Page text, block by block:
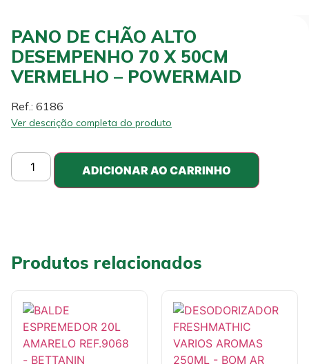
PANO DE CHÃO ALTO
DESEMPENHO 70 X 50CM
VERMELHO – POWERMAID
Ref.: 6186
Ver descrição completa do produto
ADICIONAR AO CARRINHO
Produtos relacionados